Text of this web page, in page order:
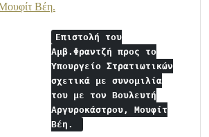
Βέη.
Επιστολή του
Αμβ.Φραντζή προς το
Υπουργείο Στρατιωτικών
σχετικά με συνομιλία
του με τον Βουλευτή
Αργυροκάστρου, Μουφίτ
Βέη.